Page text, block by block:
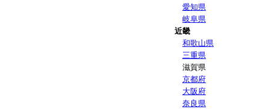
愛知県
岐阜県
近畿
和歌山県
三重県
滋賀県
京都府
大阪府
奈良県